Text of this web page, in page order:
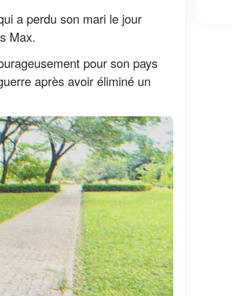
a perdu son mari le jour
Max.
pour son pays
après avoir éliminé un